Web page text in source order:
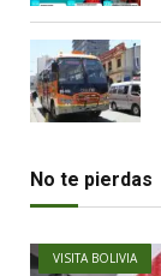
No te pierdas
VISITA BOLIVIA